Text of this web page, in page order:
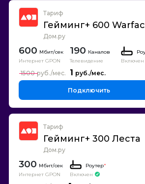
Тариф
Гейминг+ 600
Дом.ру
600
Интернет GPON
190 Каналов
Телевидение
Включен
1
1500
Подключить
Тариф
Гейминг+ 300 Леста
Дом.ру
300
Интернет GPON
Роутер*
Включен